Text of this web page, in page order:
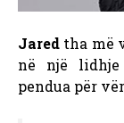
Jared tha më
në një
pendua për